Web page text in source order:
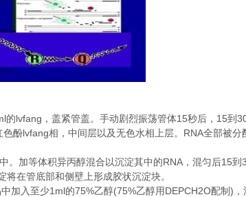
的lvfang ，盖紧管盖。手动剧烈振荡管体15秒后， 15到
色酚lvfang相，中间层以及无色水相上层。 RNA全部被分
。加等体积异丙醇混合以沉淀其中的RNA ，混匀后15到
将在管底部和侧壁上形成胶状沉淀块。
加入至少1ml的75%乙醇(75%乙醇用 DEPCH2O配制 )